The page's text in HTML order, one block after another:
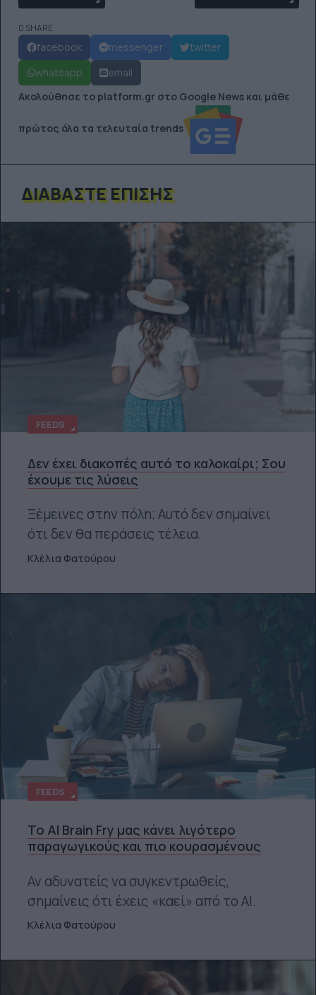
0 SHARE
facebook messenger
twitter
whatsapp
email
Ακολούθησε το platform.gr στο Google News και μάθε
πρώτος όλα τα τελευταία trends
ΔΙΑΒΆΣΤΕ ΕΠΊΣΗΣ
FEEDS
Δεν έχει διακοπές αυτό το καλοκαίρι; Σου
έχουμε τις λύσεις
Ξέμεινες στην πόλη; Αυτό δεν σημαίνει
ότι δεν θα περάσεις τέλεια.
Κλέλια Φατούρου
FEEDS
Το AI Brain Fry μας κάνει λιγότερο
παραγωγικούς και πιο κουρασμένους
Αν αδυνατείς να συγκεντρωθείς,
σημαίνεις ότι έχεις «καεί» από το ΑΙ.
Κλέλια Φατούρου